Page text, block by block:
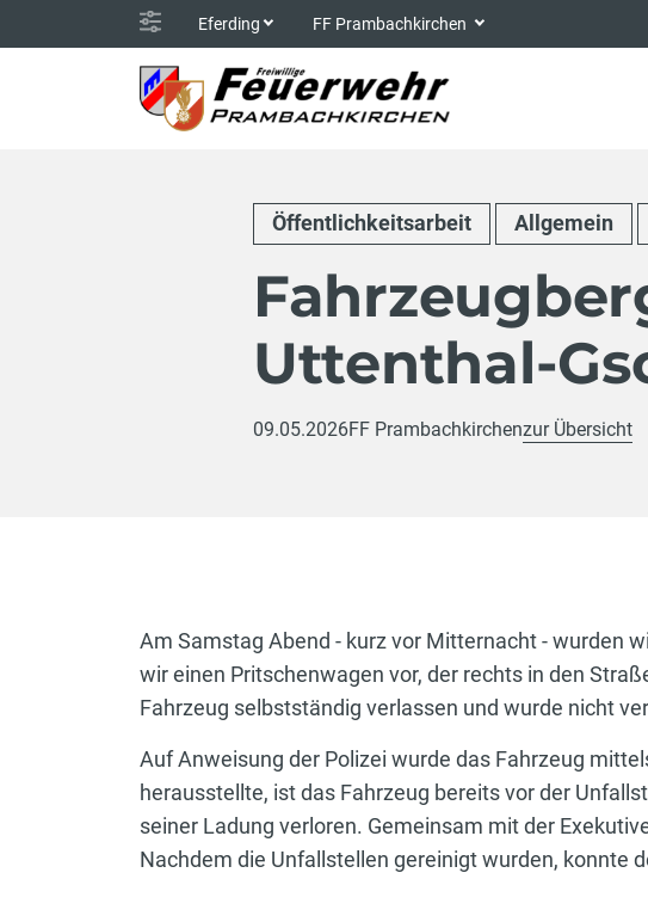
Eferding FF Prambachkirchen
Öffentlichkeitsarbeit Allgemein
Uttenthal-
09.05.2026FF Prambachkirchenzur Übersicht
Am Samstag Abend - kurz vor Mitternacht - wurden
wir einen Pritschenwagen vor, der rechts in den
Fahrzeug selbstständig verlassen und wurde nicht
Auf Anweisung der Polizei wurde das Fahrzeug
herausstellte, ist das Fahrzeug bereits vor der
seiner Ladung verloren. Gemeinsam mit der
Nachdem die Unfallstellen gereinigt wurden, konnte